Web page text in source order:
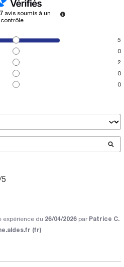
7 avis soumis à un
contrôle
5
0
2
0
0
5
expérience du 26/04/2026 par Patrice C.
(fr)